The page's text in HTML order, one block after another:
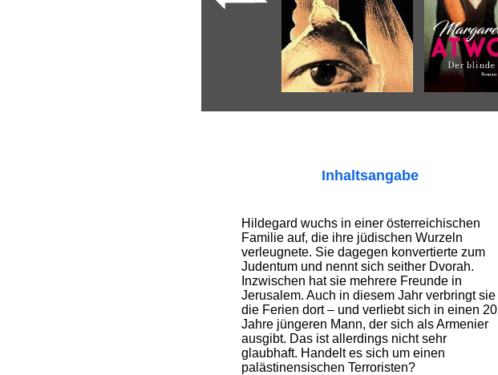
Inhaltsangabe
Hildegard wuchs in einer österreichischen
Familie auf, die ihre jüdischen Wurzeln
verleugnete. Sie dagegen konvertierte zum
Judentum und nennt sich seither Dvorah.
Inzwischen hat sie mehrere Freunde in
Jerusalem. Auch in diesem Jahr verbringt sie
die Ferien dort – und verliebt sich in einen 20
Jahre jüngeren Mann, der sich als Armenier
ausgibt. Das ist allerdings nicht sehr
glaubhaft. Handelt es sich um einen
palästinensischen Terroristen?